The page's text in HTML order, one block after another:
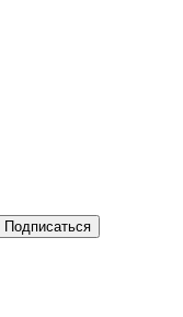
Подписаться